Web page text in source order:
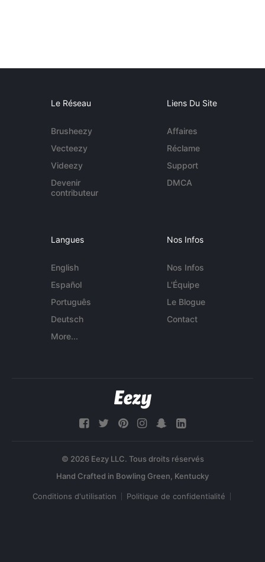
Le Réseau
Brusheezy
Vecteezy
Videezy
Devenir
contributeur
Liens Du Site
Affaires
Réclame
Support
DMCA
Langues
English
Español
Português
Deutsch
More...
Nos Infos
Nos Infos
L'Équipe
Le Blogue
Contact
© 2026 Eezy LLC. Tous droits réservés
Conditions d'utilisation Politique de confidentialité